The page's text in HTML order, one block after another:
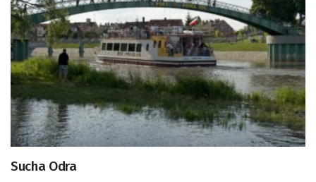
Sucha Odra